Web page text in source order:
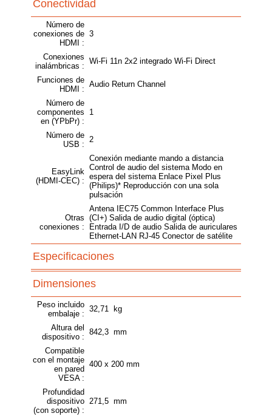
Conectividad
Número de
conexiones de
HDMI :
3
Conexiones
inalámbricas :
Wi-Fi 11n 2x2 integrado Wi-Fi Direct
Funciones de
HDMI :
Audio Return Channel
Número de
componentes
en (YPbPr) :
1
Número de
USB :
2
EasyLink
(HDMI-CEC) :
Conexión mediante mando a distancia
Control de audio del sistema Modo en
espera del sistema Enlace Pixel Plus
(Philips)* Reproducción con una sola
pulsación
Otras
conexiones :
Antena IEC75 Common Interface Plus
(CI+) Salida de audio digital (óptica)
Entrada I/D de audio Salida de auriculares
Ethernet-LAN RJ-45 Conector de satélite
Especificaciones
Dimensiones
Peso incluido
embalaje :
32,71 kg
Altura del
dispositivo :
842,3 mm
Compatible
con el montaje
en pared
VESA :
400 x 200 mm
Profundidad
dispositivo
(con soporte) :
271,5 mm